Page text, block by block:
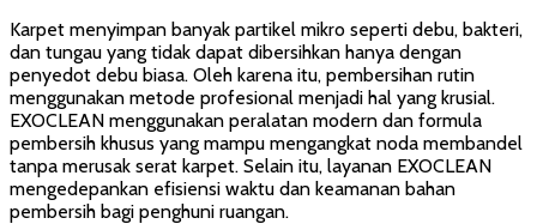
Karpet menyimpan banyak partikel mikro seperti debu, bakteri,
dan tungau yang tidak dapat dibersihkan hanya dengan
penyedot debu biasa. Oleh karena itu, pembersihan rutin
menggunakan metode profesional menjadi hal yang krusial.
EXOCLEAN menggunakan peralatan modern dan formula
pembersih khusus yang mampu mengangkat noda membandel
tanpa merusak serat karpet. Selain itu, layanan EXOCLEAN
mengedepankan efisiensi waktu dan keamanan bahan
pembersih bagi penghuni ruangan.